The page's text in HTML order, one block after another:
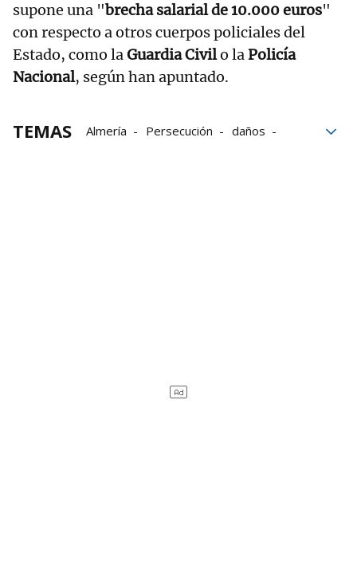
supone una "brecha salarial de 10.000 euros"
con respecto a otros cuerpos policiales del
Estado, como laGuardia Civilo laPolicía
Nacional, según han apuntado.
TEMAS Almería Persecución
daños